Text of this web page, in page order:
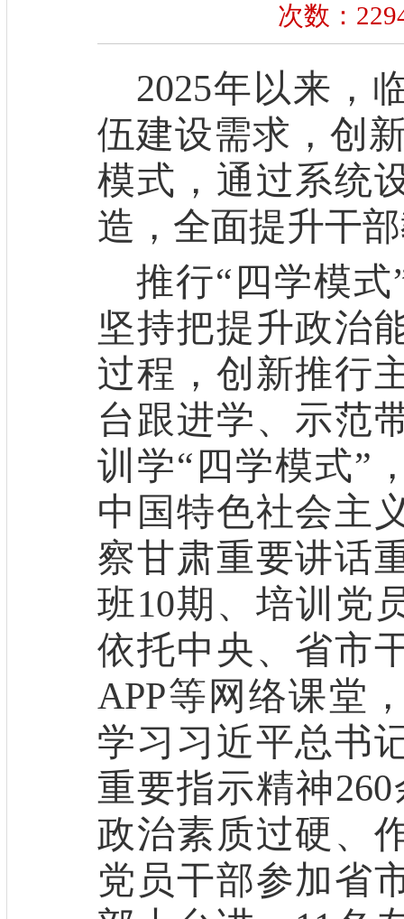
次数：
2025年以来，
伍建设需求，创
模式，通过系统
造，全面提升干
推行“四学模式
坚持把提升政治
过程，创新推行
台跟进学、示范
训学“ 四学模式”
中国特色社会主
察甘肃重要讲话
班10期 、 培训 党
依托中央、省市
APP等网络课堂
学习习近平总书
重要指示精神260
政治素质过硬、
党员干部参加省